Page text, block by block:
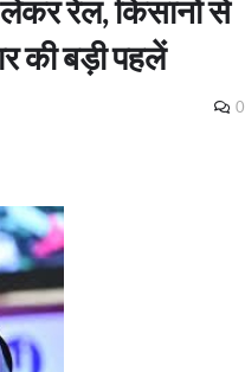
रेल, किसानों से
की बड़ी पहलें
0